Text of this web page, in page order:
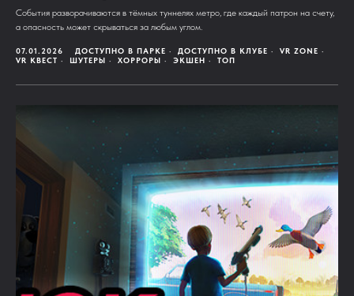
События разворачиваются в тёмных туннелях метро, где каждый патрон на счету,
а опасность может скрываться за любым углом.
07.01.2026 ДОСТУПНО В ПАРКЕ ДОСТУПНО В КЛУБЕ
VR ZONE
VR КВЕСТ
ШУТЕРЫ ХОРРОРЫ ЭКШЕН ТОП